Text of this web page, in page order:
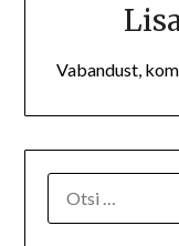
Vabandust,